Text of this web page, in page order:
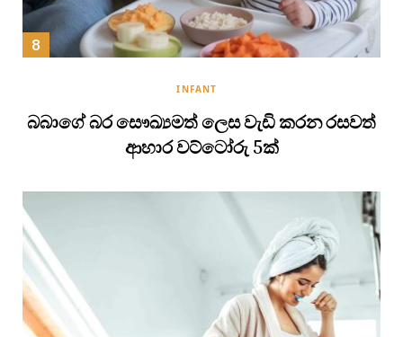
INFANT
බබාගේ බර සෞඛ්‍යමත් ලෙස වැඩි කරන රසවත්
ආහාර වට්ටෝරු 5ක්